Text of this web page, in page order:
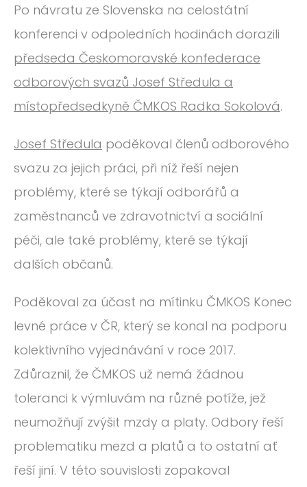
Po návratu ze Slovenska na celostátní
konferenci v odpoledních hodinách dorazili
předseda Českomoravské konfederace
odborových svazů Josef Středula a
místopředsedkyně ČMKOS Radka Sokolová.
Josef Středula poděkoval členů odborového
svazu za jejich práci, při níž řeší nejen
problémy, které se týkají odborářů a
zaměstnanců ve zdravotnictví a sociální
péči, ale také problémy, které se týkají
dalších občanů.
Poděkoval za účast na mítinku ČMKOS Konec
levné práce v ČR, který se konal na podporu
kolektivního vyjednávání v roce 2017.
Zdůraznil, že ČMKOS už nemá žádnou
toleranci k výmluvám na různé potíže, jež
neumožňují zvýšit mzdy a platy. Odbory řeší
problematiku mezd a platů a to ostatní ať
řeší jiní. V této souvislosti zopakoval